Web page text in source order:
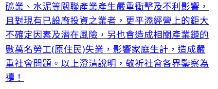
礦業、水泥等關聯產業產生嚴重衝擊及不利影響，
且對現有已設廠投資之業者，更平添經營上的鉅大
不確定因素及潛在風險，另也會造成相關產業鏈的
數萬名勞工(原住民)失業，影響家庭生計，造成嚴
重社會問題。以上澄清說明，敬祈社會各界鑒察為
禱！